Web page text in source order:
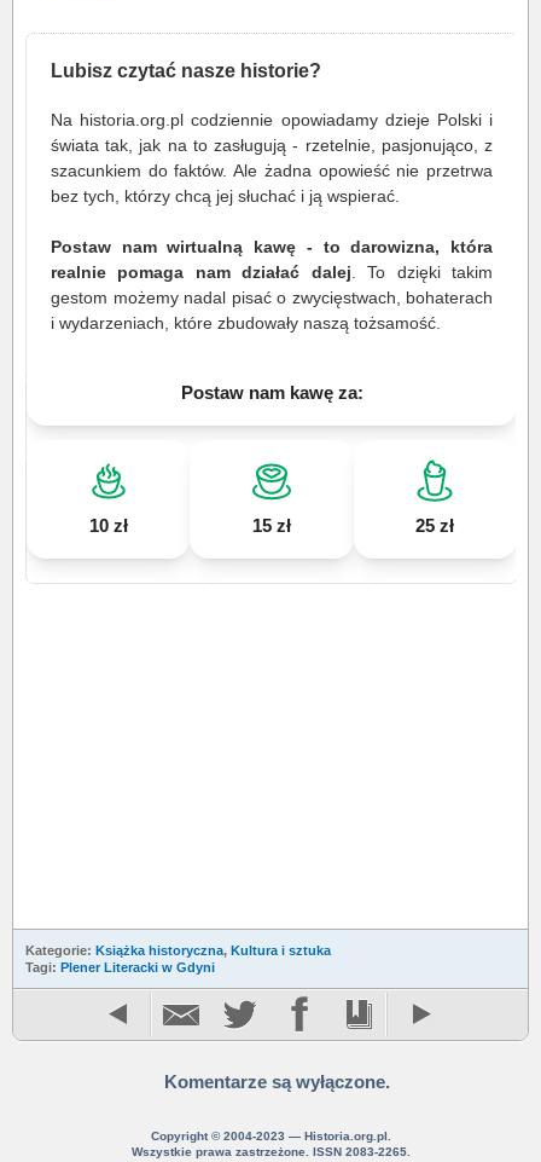
Lubisz czytać nasze historie?
Na historia.org.pl codziennie opowiadamy dzieje Polski i
świata tak, jak na to zasługują - rzetelnie, pasjonująco, z
szacunkiem do faktów. Ale żadna opowieść nie przetrwa
bez tych, którzy chcą jej słuchać i ją wspierać.
Postaw nam wirtualną kawę - to darowizna, która
realnie pomaga nam działać dalej . To dzięki takim
gestom możemy nadal pisać o zwycięstwach, bohaterach
i wydarzeniach, które zbudowały naszą tożsamość.
Postaw nam kawę za:
10 zł 15 zł 25 zł
Kategorie: Książka historyczna, Kultura i sztuka
Tagi: Plener Literacki w Gdyni
Komentarze są wyłączone.
Copyright © 2004-2023 — Historia.org.pl.
Wszystkie prawa zastrzeżone. ISSN 2083-2265.